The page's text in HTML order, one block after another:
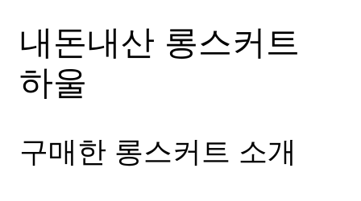
내돈내산 롱스커트
하울
구매한 롱스커트 소개